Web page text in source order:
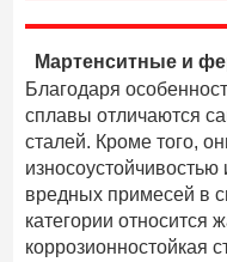
Мартенситные и
Благодаря
сплавы отличаются
сталей. Кроме того,
вредных примесей в
категории относится
коррозионностойкая